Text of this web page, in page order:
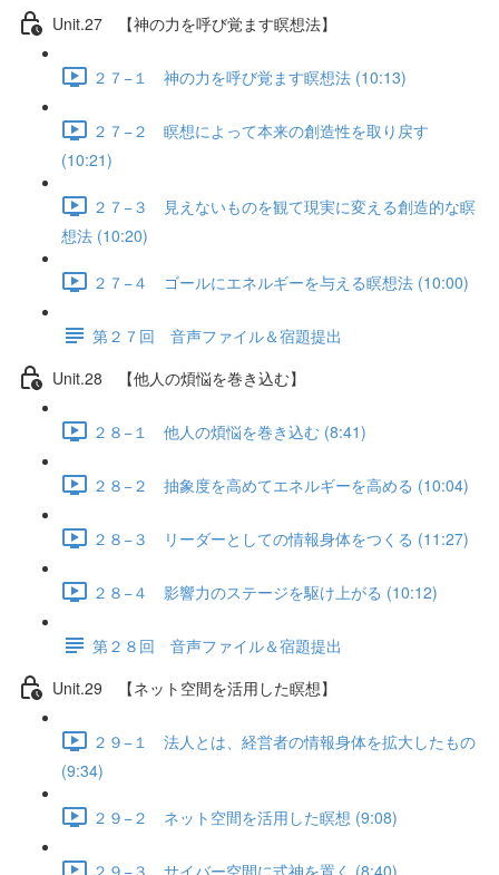
Unit.27 【神の力を呼び覚ます瞑想法】
２７−１ 神の力を呼び覚ます瞑想法 (10:13)
２７−２ 瞑想によって本来の創造性を取り戻す
(10:21)
２７−３ 見えないものを観て現実に変える創造的な瞑
想法 (10:20)
２７−４ ゴールにエネルギーを与える瞑想法 (10:00)
第２７回 音声ファイル＆宿題提出
Unit.28 【他人の煩悩を巻き込む】
２８−１ 他人の煩悩を巻き込む (8:41)
２８−２ 抽象度を高めてエネルギーを高める (10:04)
２８−３ リーダーとしての情報身体をつくる (11:27)
２８−４ 影響力のステージを駆け上がる (10:12)
第２８回 音声ファイル＆宿題提出
Unit.29 【ネット空間を活用した瞑想】
２９−１ 法人とは、経営者の情報身体を拡大したもの
(9:34)
２９−２ ネット空間を活用した瞑想 (9:08)
２９−３ サイバー空間に式神を置く (8:40)